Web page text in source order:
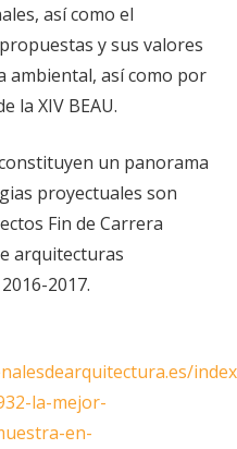
así como el
y sus valores
ambiental, así como por
la XIV BEAU.
un panorama
proyectuales son
Fin de Carrera
arquitecturas
2017.
la-mejor-
en-